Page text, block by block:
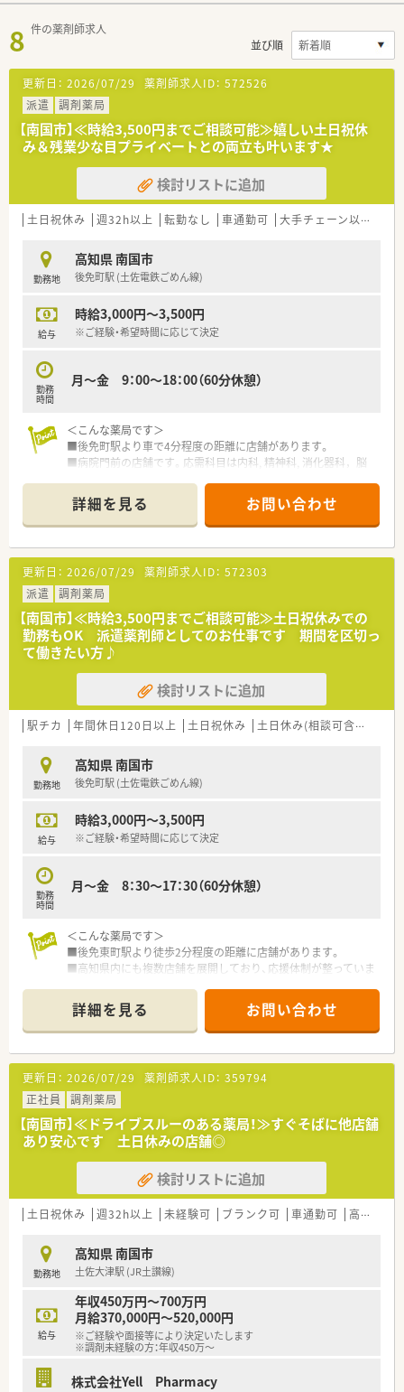
8 件の薬剤師求人
並び順
更新日： 2026/07/29 薬剤師求人ID： 572526
派遣
調剤薬局
【南国市】≪時給3,500円までご相談可能≫嬉しい土日祝休
み＆残業少な目プライベートとの両立も叶います★
検討リストに追加
土日祝休み 週32h以上 転勤なし 車通勤可 大手チェーン以外
勤務地
高知県 南国市
後免町駅 (土佐電鉄ごめん線)
給与
時給3,000円～3,500円
※ご経験・希望時間に応じて決定
勤務
時間
月～金 9：00～18：00（60分休憩）
＜こんな薬局です＞
■後免町駅より車で4分程度の距離に店舗があります。
■病院門前の店舗です。応需科目は内科, 精神科, 消化器科，脳
■薬剤師3名在籍しています。
＜業務内容＞
■処方箋による調剤業務、服薬指導、薬剤情報の提供など
■処方箋枚数50～60枚/日
＜メディカルリソースの派遣＞
■弊社は全国に12拠点を展開し、全国各地の薬局・ドラッグスト
アなど、派遣先との信頼関係を大切にしながら、豊富な求人情報
をご提供しています。
また、今後ご転居された場合でも、全国各地のエリア情報に精
通したコンサルタントが皆様をお迎えいたします。
■充実した福利厚生！
福利厚生サービス利用可能・スポーツクラブ利用可能・特別休
暇制度・慶弔見舞金制度などがございます。
e-ラーニング受講無料・ファーマシーセミナーへの参加無料・
情報メディア「ファルマラボ」 などがございます。
■各種社会保険完備(雇用保険・社会保険：週20時間以上勤務者)
で、安心してご就業いただけます。
■有給休暇も取得(6ヶ月以上勤務)可能です。他にも、夏季休暇・
詳細を見る お問い合わせ
更新日： 2026/07/29 薬剤師求人ID： 572303
派遣
調剤薬局
【南国市】≪時給3,500円までご相談可能≫土日祝休みでの
勤務もOK 派遣薬剤師としてのお仕事です 期間を区切っ
て働きたい方♪
検討リストに追加
駅チカ 年間休日120日以上 土日祝休み 土日休み(相談可含む)
勤務地
高知県 南国市
後免町駅 (土佐電鉄ごめん線)
給与
時給3,000円～3,500円
※ご経験・希望時間に応じて決定
勤務
時間
月～金 8：30～17：30（60分休憩）
＜こんな薬局です＞
■後免東町駅より徒歩2分程度の距離に店舗があります。
■高知県内にも複数店舗を展開しており、応援体制が整っていま
＜業務内容＞
■処方箋による調剤業務、服薬指導、薬剤情報の提供など
■近隣のクリニックより処方を応需しています。
＜メディカルリソースの派遣＞
■弊社は全国に12拠点を展開し、全国各地の薬局・ドラッグスト
アなど、派遣先との信頼関係を大切にしながら、豊富な求人情報
をご提供しています。
また、今後ご転居された場合でも、全国各地のエリア情報に精
通したコンサルタントが皆様をお迎えいたします。
■充実した福利厚生！
福利厚生サービス利用可能・スポーツクラブ利用可能・特別休
暇制度・慶弔見舞金制度などがございます。
e-ラーニング受講無料・ファーマシーセミナーへの参加無料・
情報メディア「ファルマラボ」 などがございます。
■各種社会保険完備(雇用保険・社会保険：週20時間以上勤務者)
■就業日は当社負担にて薬剤師賠償責任保険が適用されますの
で、安心してご就業いただけます。
■有給休暇も取得(6ヶ月以上勤務)可能です。他にも、夏季休暇・
結婚休暇・出産休暇（産休取得者以外）・産前産後休暇・忌引休暇・
詳細を見る お問い合わせ
更新日： 2026/07/29 薬剤師求人ID： 359794
正社員
調剤薬局
【南国市】≪ドライブスルーのある薬局！≫すぐそばに他店舗
あり安心です 土日休みの店舗◎
検討リストに追加
土日祝休み 週32h以上 未経験可 ブランク可 車通勤可 高給与(600万円以上)
勤務地
高知県 南国市
土佐大津駅 (JR土讃線)
給与
年収450万円～700万円
月給370,000円～520,000円
※ご経験や面接等により決定いたします
※調剤未経験の方：年収450万～
株式会社Yell Pharmacy